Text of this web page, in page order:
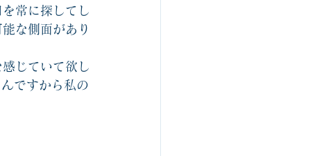
常に探してし
な側面があり
じていて欲し
ですから私の